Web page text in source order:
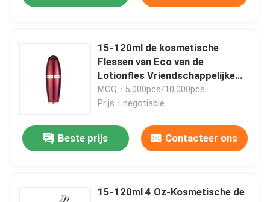
Het Geval van de lippenstiftbuis
poeder compact geval
Lege Lipglossfles
Kosmetisch Pen Packaging
15-120ml de kosmetische
Flessen van Eco van de
Lotionfles Vriendschappelijke
Lege Plastic voor Lotion
MOQ：5,000pcs/10,000pcs
Prijs：negotiable
Beste prijs Contacteer ons
15-120ml 4 Oz-Kosmetische de